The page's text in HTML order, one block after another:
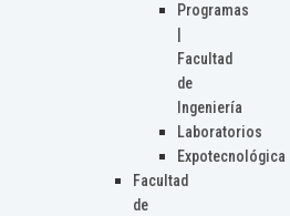
Programas
Facultad
de
Ingeniería
Laboratorios
Expotecnológica
Facultad
de